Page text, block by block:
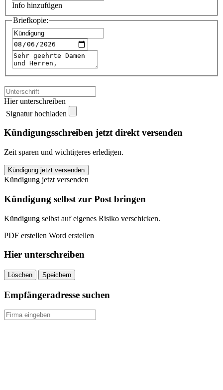
Info hinzufügen
Briefkopie:
Hier unterschreiben
Signatur hochladen
Kündigungsschreiben jetzt direkt versenden
Zeit sparen und wichtigeres erledigen.
Janitos
Zahnzusatzversicherung
kündigen
quantity
Kündigung jetzt versenden
Kündigung jetzt versenden
Kündigung selbst zur Post bringen
Kündigung selbst auf eigenes Risiko verschicken.
PDF erstellen Word erstellen
Hier unterschreiben
Löschen Speichern
Empfängeradresse suchen